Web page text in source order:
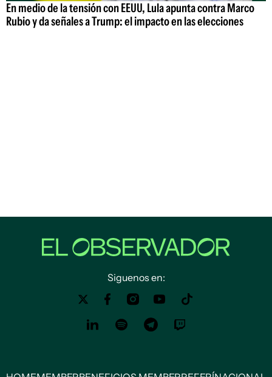
En medio de la tensión con EEUU, Lula apunta contra Marco
Rubio y da señales a Trump: el impacto en las elecciones
Siguenos en: